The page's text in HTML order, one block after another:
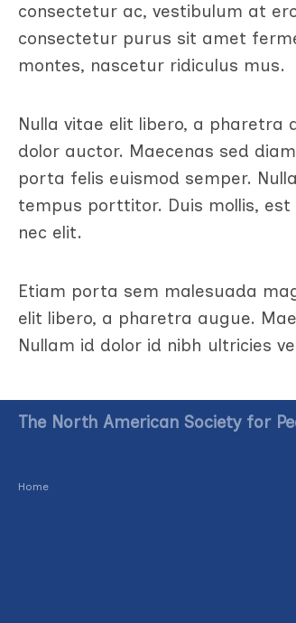
consectetur ac, vestibulum at
consectetur purus sit amet
montes, nascetur ridiculus mus.
Nulla vitae elit libero, a
dolor auctor. Maecenas sed
porta felis euismod semper.
tempus porttitor. Duis mollis,
nec elit.
Etiam porta sem malesuada
elit libero, a pharetra augue.
Nullam id dolor id nibh ultricies
Home
The North American Society for